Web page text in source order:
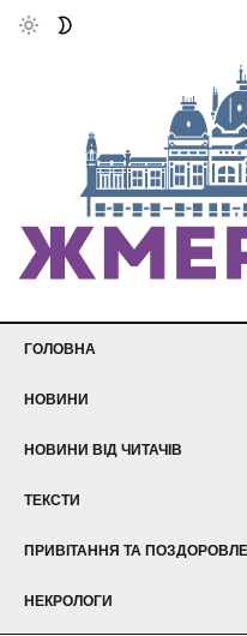
ГОЛОВНА
НОВИНИ
НОВИНИ ВІД ЧИТАЧІВ
ТЕКСТИ
ПРИВІТАННЯ ТА
НЕКРОЛОГИ